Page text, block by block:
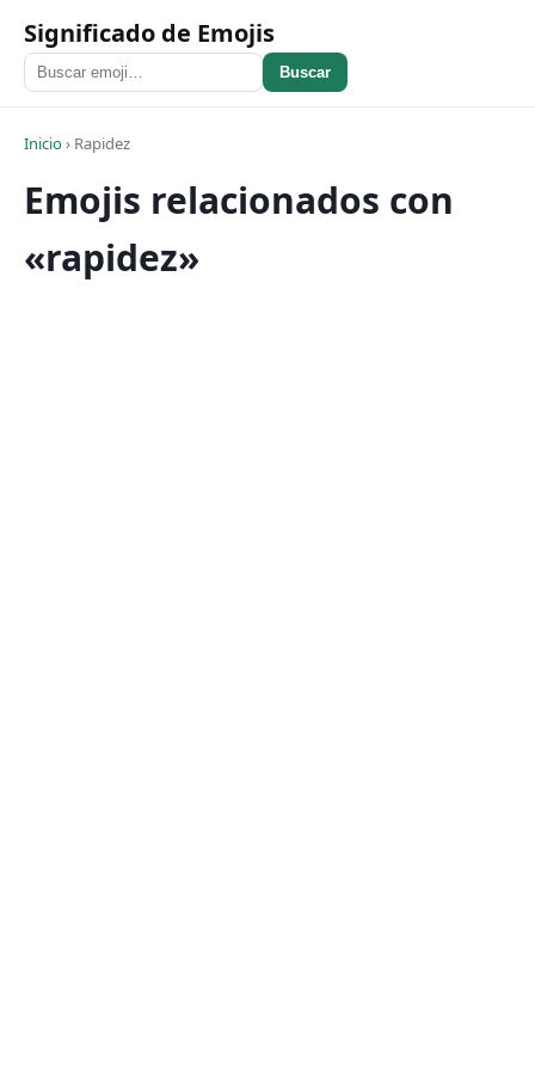
Significado de Emojis
Buscar
Inicio› Rapidez
Emojis relacionados con
«rapidez»